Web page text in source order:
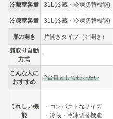
冷蔵室容量 31L(冷蔵・冷凍切替機能)
冷凍室容量 31L(冷蔵・冷凍切替機能)
扉の開き 片開きタイプ（右開き）
霜取り自動
方式
-
こんな人に
おすすめ
2台目として使いたい
うれしい機
能
・コンパクトなサイズ
・冷蔵・冷凍切替機能